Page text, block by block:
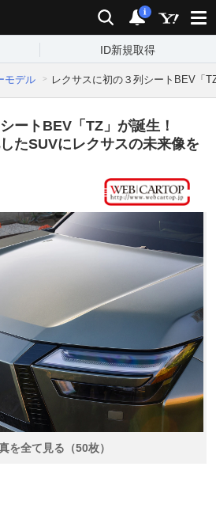
検索 通知
i
ID新規取得
モデル レクサスに初の３列シートBEV「
ートBEV「TZ」が誕生！
たSUVにレクサスの未来像を
を全て見る（50枚）